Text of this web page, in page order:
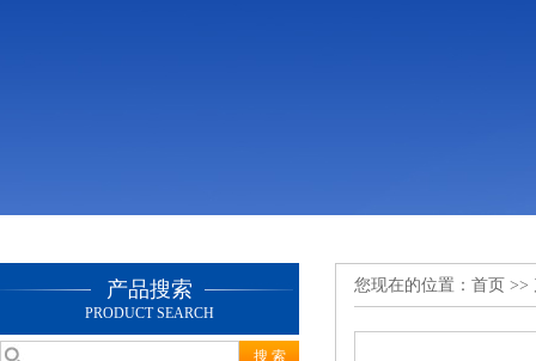
产品搜索
PRODUCT SEARCH
您现在的位置： 首页 >>